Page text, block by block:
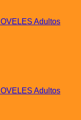
Adultos
Adultos